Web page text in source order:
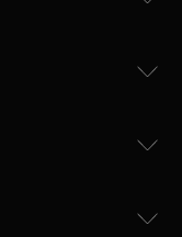
rozměry 21